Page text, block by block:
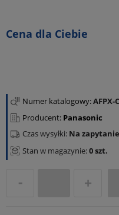
Cena dla Ciebie
Numer katalogowy:AFPX-
Producent: Panasonic
Stan w magazynie:0 szt.
Czas wysyłki: Na zapytanie